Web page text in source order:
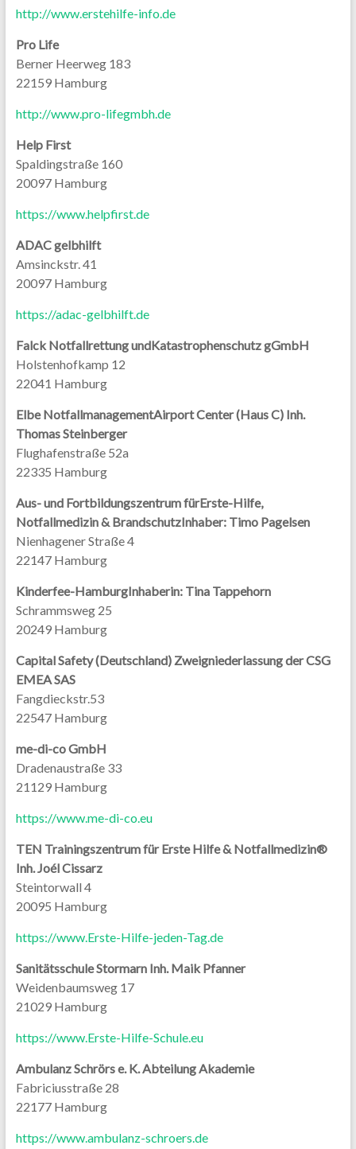
http://www.erstehilfe-info.de
Pro Life
Berner Heerweg 183
22159 Hamburg
http://www.pro-lifegmbh.de
Help First
Spaldingstraße 160
20097 Hamburg
https://www.helpfirst.de
ADAC gelbhilft
Amsinckstr. 41
20097 Hamburg
https://adac-gelbhilft.de
Falck Notfallrettung undKatastrophenschutz gGmbH
Holstenhofkamp 12
22041 Hamburg
Elbe NotfallmanagementAirport Center (Haus C) Inh.
Thomas Steinberger
Flughafenstraße 52a
22335 Hamburg
Aus- und Fortbildungszentrum fürErste-Hilfe,
Notfallmedizin & BrandschutzInhaber: Timo Pagelsen
Nienhagener Straße 4
22147 Hamburg
Kinderfee-HamburgInhaberin: Tina Tappehorn
Schrammsweg 25
20249 Hamburg
Capital Safety (Deutschland) Zweigniederlassung der CSG
EMEA SAS
Fangdieckstr.53
22547 Hamburg
me-di-co GmbH
Dradenaustraße 33
21129 Hamburg
https://www.me-di-co.eu
TEN Trainingszentrum für Erste Hilfe & Notfallmedizin®
Inh. Joél Cissarz
Steintorwall 4
20095 Hamburg
https://www.Erste-Hilfe-jeden-Tag.de
Sanitätsschule Stormarn Inh. Maik Pfanner
Weidenbaumsweg 17
21029 Hamburg
https://www.Erste-Hilfe-Schule.eu
Ambulanz Schrörs e. K. Abteilung Akademie
Fabriciusstraße 28
22177 Hamburg
https://www.ambulanz-schroers.de